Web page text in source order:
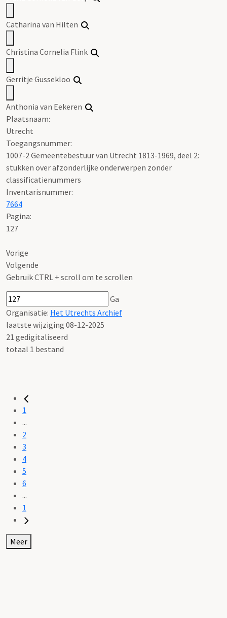
Catharina van Hilten
Christina Cornelia Flink
Gerritje Gussekloo
Anthonia van Eekeren
Plaatsnaam:
Utrecht
Toegangsnummer:
1007-2 Gemeentebestuur van Utrecht 1813-1969, deel 2:
stukken over afzonderlijke onderwerpen zonder
classificatienummers
Inventarisnummer:
7664
Pagina:
127
Vorige
Volgende
Gebruik CTRL + scroll om te scrollen
Ga
Organisatie: Het Utrechts Archief
laatste wijziging 08-12-2025
21 gedigitaliseerd
totaal 1 bestand
1
...
2
3
4
5
6
...
1
Meer